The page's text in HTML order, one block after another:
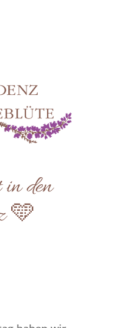
den
🩵